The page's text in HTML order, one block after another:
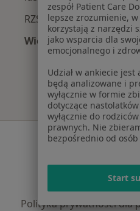
RZS – reumatoidalne
Więcej (15)
Więcej w
Polityka
Polityka
Polityka prywatności dla
zespół Patient Care
lepsze zrozumienie,
korzystają z narzędzi
jako wsparcia dla
emocjonalnego i
Udział w ankiecie
będą analizowane i
wyłącznie w formie
dotyczące
wyłącznie do
prawnych. Nie
bezpośrednio od
Start